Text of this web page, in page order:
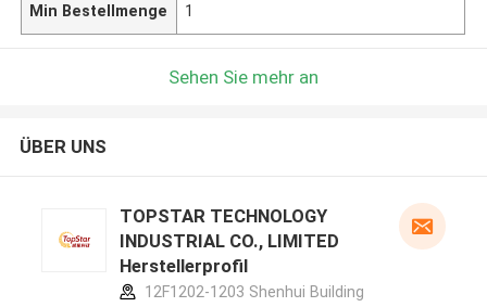
Min Bestellmenge 1
Sehen Sie mehr an
ÜBER UNS
TOPSTAR TECHNOLOGY
INDUSTRIAL CO., LIMITED
Herstellerprofil
12F1202-1203 Shenhui Building